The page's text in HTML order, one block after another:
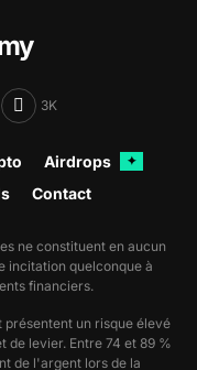
3K
Airdrops ✦
Contact
ne constituent en aucun
incitation quelconque à
financiers.
présentent un risque élevé
de levier. Entre 74 et 89 %
de l'argent lors de la